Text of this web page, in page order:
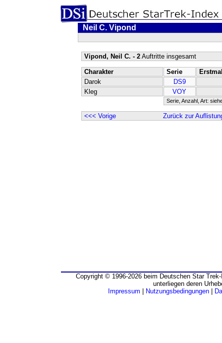
Neil C. Vipond
Vipond, Neil C. - 2Auftritte insgesamt
Charakter Serie
Darok
DS9
Kleg
VOY
Serie, Anzahl, Art:
<<< Vorige Zurück zur
Copyright © 1996-2026 beim Deutschen Star
unterliegen deren
Impressum
Nutzungsbedingungen